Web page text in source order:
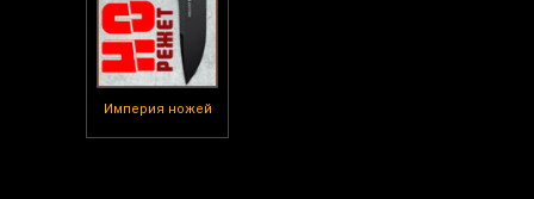
Империя ножей